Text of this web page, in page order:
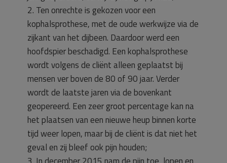
2. Ten onrechte is gekozen voor een
kophalsprothese, met de oude werkwijze via de
zijkant van het dijbeen. Daardoor werd een
hoofdspier beschadigd. Een kophalsprothese
wordt volgens de cliënt alleen geplaatst bij
mensen ver boven de 80 of 90 jaar. Verder
wordt de laatste jaren via de bovenkant
geopereerd. Een zeer groot percentage kan na
het plaatsen van een nieuwe heup binnen korte
tijd weer lopen, maar bij de cliënt is dat niet het
geval en zij bleef ook pijn houden;